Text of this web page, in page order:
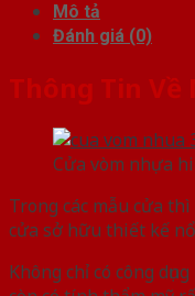
Mô tả
Đánh giá (0)
Thông Tin Về
Cửa vòm nhựa
Trong các mẫu cửa thì
cửa sở hữu thiết kế
Không chỉ có công